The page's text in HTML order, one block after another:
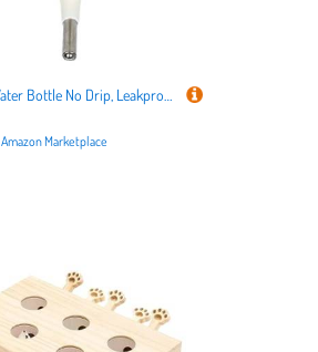
Dog Cage Water Bottle No Drip, Leakproof Bottles Crate, Dogs Drinking Fountain, Ideal Pet Supplies for Bunnies, Ferrets, Kittens, and Puppies /8.27x4.72x2.83 inches
Amazon Marketplace